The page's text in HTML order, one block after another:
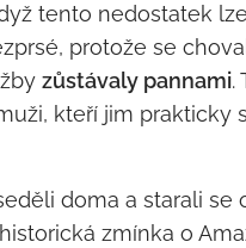
tento nedostatek lze
protože se
zůstávaly pannami.
kteří jim prakticky
doma a starali se
zmínka o